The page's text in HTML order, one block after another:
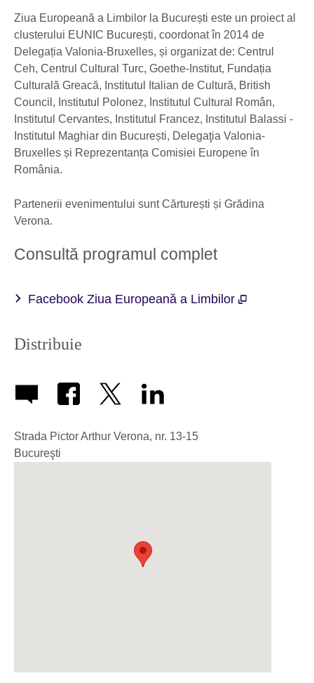
Ziua Europeană a Limbilor la București este un proiect al
clusterului EUNIC București, coordonat în 2014 de
Delegația Valonia-Bruxelles, și organizat de: Centrul
Ceh, Centrul Cultural Turc, Goethe-Institut, Fundația
Culturală Greacă, Institutul Italian de Cultură, British
Council, Institutul Polonez, Institutul Cultural Român,
Institutul Cervantes, Institutul Francez, Institutul Balassi -
Institutul Maghiar din București, Delegaţia Valonia-
Bruxelles și Reprezentanța Comisiei Europene în
România.
Partenerii evenimentului sunt Cărturești și Grădina
Verona.
Consultă programul complet
Facebook Ziua Europeană a Limbilor
Distribuie
Strada Pictor Arthur Verona, nr. 13-15
Bucureşti